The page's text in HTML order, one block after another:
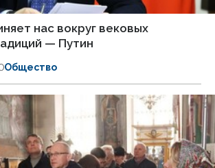
нас вокруг вековых
— Путин
Общество